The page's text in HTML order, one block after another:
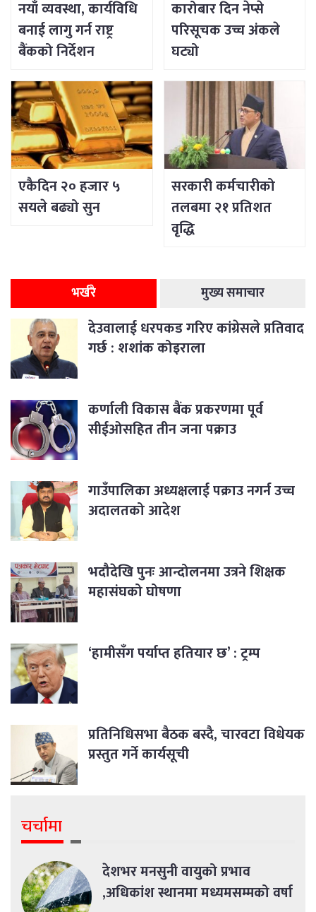
नयाँ व्यवस्था, कार्यविधि
बनाई लागु गर्न राष्ट्र
बैंकको निर्देशन
कारोबार दिन नेप्से
परिसूचक उच्च अंकले
घट्यो
एकैदिन २० हजार ५
सयले बढ्यो सुन
सरकारी कर्मचारीको
तलबमा २१ प्रतिशत
वृद्धि
भर्खरै मुख्य समाचार
देउवालाई धरपकड गरिए कांग्रेसले प्रतिवाद
गर्छ : शशांक कोइराला
कर्णाली विकास बैंक प्रकरणमा पूर्व
सीईओसहित तीन जना पक्राउ
गाउँपालिका अध्यक्षलाई पक्राउ नगर्न उच्च
अदालतको आदेश
भदौदेखि पुनः आन्दोलनमा उत्रने शिक्षक
महासंघको घोषणा
‘हामीसँग पर्याप्त हतियार छ’ : ट्रम्प
प्रतिनिधिसभा बैठक बस्दै, चारवटा विधेयक
प्रस्तुत गर्ने कार्यसूची
चर्चामा
देशभर मनसुनी वायुको प्रभाव
,अधिकांश स्थानमा मध्यमसम्मको वर्षा